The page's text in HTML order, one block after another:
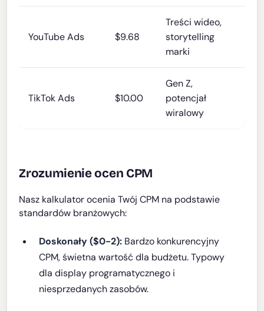
YouTube Ads $9.68
Treści wideo,
storytelling
marki
TikTok Ads $10.00
Gen Z,
potencjał
wiralowy
Zrozumienie ocen CPM
Nasz kalkulator ocenia Twój CPM na podstawie
standardów branżowych:
Doskonały ($0-2): Bardzo konkurencyjny
CPM, świetna wartość dla budżetu. Typowy
dla display programatycznego i
niesprzedanych zasobów.